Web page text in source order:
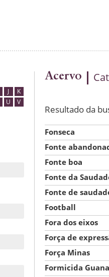
J
K
U
V
Acervo
Resultado da
Fonseca
Fonte
Fonte boa
Fonte da
Fonte de
Football
Fora dos eixos
Força de
Força Minas
Formicida